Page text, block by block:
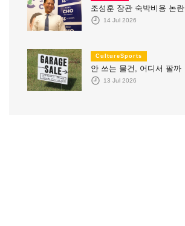
조성훈 장관 숙박비용 논란
14 Jul 2026
CultureSports
안 쓰는 물건, 어디서 팔까
13 Jul 2026